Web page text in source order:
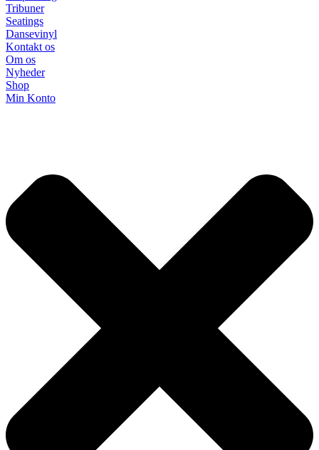
Tribuner
Seatings
Dansevinyl
Kontakt os
Om os
Nyheder
Shop
Min Konto